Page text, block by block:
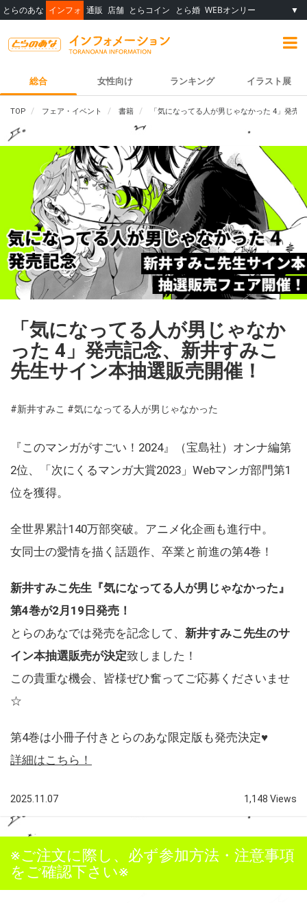
とらのあな インフォ 通販 店舗 とらコイン とら婚 WEBオンリー ▼
総合 女性向け ランキング イラスト展
TOP フェア・イベント 書籍 「気になってる人が男じゃなかった 4」発売
「気になってる人が男じゃなか
った 4」発売記念、新井すみこ
先生サイン本抽選販売開催！
#新井すみこ #気になってる人が男じゃなかった
『このマンガがすごい！2024』（宝島社）オンナ編第
2位、「次にくるマンガ大賞2023」Webマンガ部門第1
位を獲得。
全世界累計140万部突破。アニメ化企画も進行中。
女同士の愛情を描く話題作、卒業と前進の第4巻！
新井すみこ先生『気になってる人が男じゃなかった』
第4巻が2月19日発売！
とらのあなでは発売を記念して、 新井すみこ先生のサ
イン本抽選販売が決定致しました！
この貴重な機会、皆様ぜひ奮ってご応募くださいませ
☆
第4巻は小冊子付きとらのあな限定版も発売決定♥
詳細はこちら！
2025.11.07 1,148 Views
※ご注文に際し、必ず参加方法・注意事項
をご確認下さい※